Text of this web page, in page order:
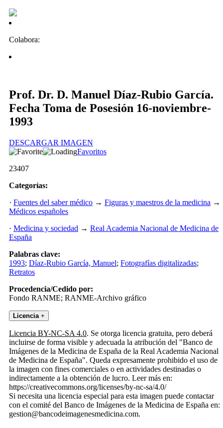
Colabora:
Prof. Dr. D. Manuel Díaz-Rubio García.
Fecha Toma de Posesión 16-noviembre-
1993
DESCARGAR IMAGEN
Favoritos
23407
Categorías:
· Fuentes del saber médico → Figuras y maestros de la medicina →
Médicos españoles
· Medicina y sociedad → Real Academia Nacional de Medicina de
España
Palabras clave:
1993; Díaz-Rubio García, Manuel; Fotografías digitalizadas;
Retratos
Procedencia/Cedido por:
Fondo RANME; RANME-Archivo gráfico
Licencia +
Licencia BY-NC-SA 4.0. Se otorga licencia gratuita, pero deberá
incluirse de forma visible y adecuada la atribución del "Banco de
Imágenes de la Medicina de España de la Real Academia Nacional
de Medicina de España". Queda expresamente prohibido el uso de
la imagen con fines comerciales o en actividades destinadas o
indirectamente a la obtención de lucro. Leer más en:
https://creativecommons.org/licenses/by-nc-sa/4.0/
Si necesita una licencia especial para esta imagen puede contactar
con el comité del Banco de Imágenes de la Medicina de España en:
gestion@bancodeimagenesmedicina.com.